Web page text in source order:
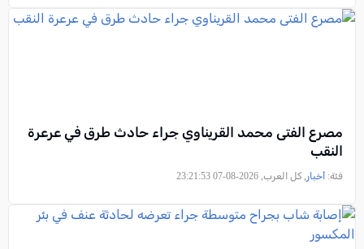
مصرع الفتى محمد القريناوي جراء حادث طرق في عرعرة
النقب
فئة: أخبار , كل العرب, 2026-08-07 23:21:53